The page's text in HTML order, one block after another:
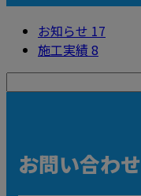
お知らせ 17
施工実績8
お問い合わせ